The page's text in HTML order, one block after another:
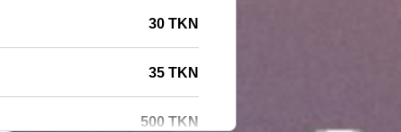
30 TKN
35 TKN
500 TKN